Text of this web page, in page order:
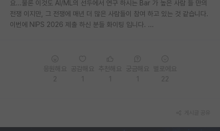
요...물론 이것도 AI/ML의 선두에서 연구 하시는 Bar 가 높은 사람 들 만의
전쟁 이지만, 그 전쟁에 매년 더 많은 사람들이 참여 하고 있는 것 같습니다.
이번에 NIPS 2026 제출 하신 분들 화이팅 입니다. ...